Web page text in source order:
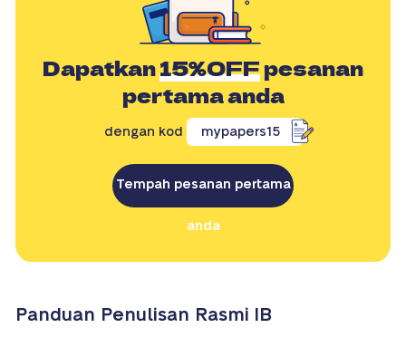
Dapatkan15%OFFpesanan
pertama anda
dengan kod mypapers15
Tempah pesanan pertama
anda
Panduan Penulisan Rasmi IB